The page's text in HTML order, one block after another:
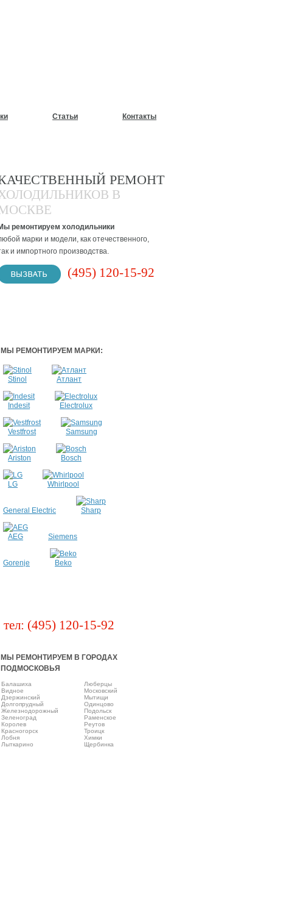
Статьи Контакты
РЕМОНТ
В
ремонтируем холодильники
марки и модели, как отечественного,
и импортного производства.
(495) 120-15-92
МЫ РЕМОНТИРУЕМ МАРКИ:
Stinol Атлант
Indesit Electrolux
Vestfrost Samsung
Ariston Bosch
LG Whirlpool
General Electric Sharp
AEG Siemens
Gorenje Beko
тел: (495) 120-15-92
МЫ РЕМОНТИРУЕМ В ГОРОДАХ
ПОДМОСКОВЬЯ
Балашиха
Виднoe
Дзержинский
Долгопрудный
Железнодорожный
Зеленоград
Королев
Красногорск
Лобня
Лыткарино
Люберцы
Московский
Мытищи
Одинцово
Подольск
Раменское
Реутов
Троицк
Химки
Щербинка